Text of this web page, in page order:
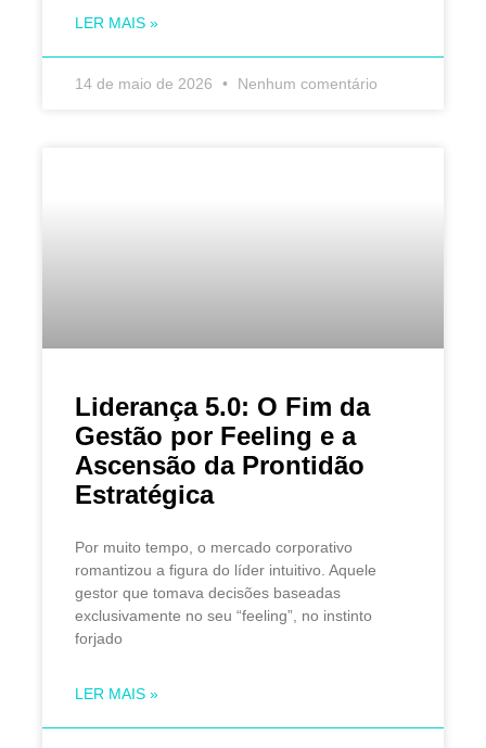
LER MAIS »
14 de maio de 2026 Nenhum comentário
Liderança 5.0: O Fim da
Gestão por Feeling e a
Ascensão da Prontidão
Estratégica
Por muito tempo, o mercado corporativo
romantizou a figura do líder intuitivo. Aquele
gestor que tomava decisões baseadas
exclusivamente no seu “feeling”, no instinto
forjado
LER MAIS »